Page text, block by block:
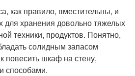
как правило, вместительны, и
для хранения довольно тяжелых
техники, продуктов. Понятно,
солидным запасом
повесить шкаф на стену,
способами.